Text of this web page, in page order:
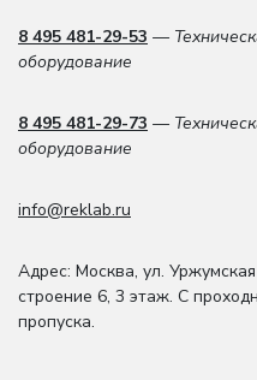
8 495 481-29-53 —
оборудование
8 495 481-29-73 —
оборудование
info@reklab.ru
Адрес: Москва, ул.
строение 6, 3 этаж. С
пропуска.